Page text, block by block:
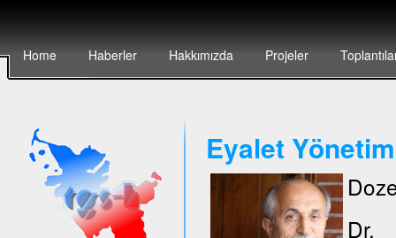
Home Haberler Hakkımızda Projeler
Eyalet
Dr.